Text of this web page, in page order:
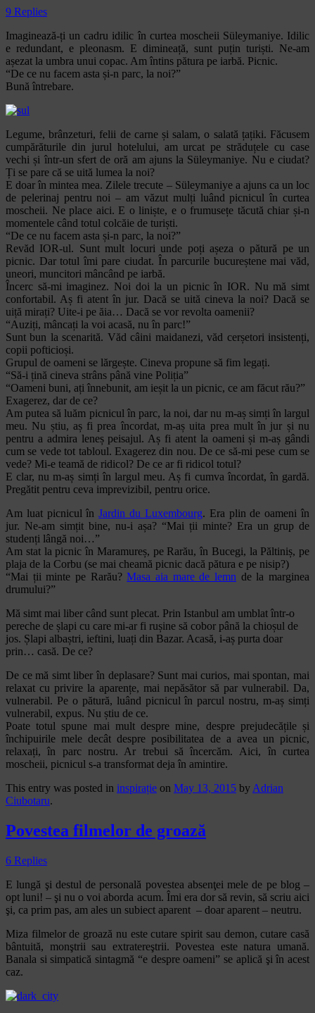
9 Replies
Imaginează-ți un cadru idilic în curtea moscheii Süleymaniye. Idilic
e redundant, e pleonasm. E dimineață, sunt puțin turiști. Ne-am
așezat la umbra unui copac. Am întins pătura pe iarbă. Picnic.
“De ce nu facem asta și-n parc, la noi?”
Bună întrebare.
Legume, brânzeturi, felii de carne și salam, o salată țațiki. Făcusem
cumpărăturile din jurul hotelului, am urcat pe străduțele cu case
vechi și într-un sfert de oră am ajuns la Süleymaniye. Nu e ciudat?
Ți se pare că se uită lumea la noi?
E doar în mintea mea. Zilele trecute – Süleymaniye a ajuns ca un loc
de pelerinaj pentru noi – am văzut mulți luând picnicul în curtea
moscheii. Ne place aici. E o liniște, e o frumusețe tăcută chiar și-n
momentele când totul colcăie de turiști.
“De ce nu facem asta și-n parc, la noi?”
Revăd IOR-ul. Sunt mult locuri unde poți așeza o pătură pe un
picnic. Dar totul îmi pare ciudat. În parcurile bucureștene mai văd,
uneori, muncitori mâncând pe iarbă.
Încerc să-mi imaginez. Noi doi la un picnic în IOR. Nu mă simt
confortabil. Aș fi atent în jur. Dacă se uită cineva la noi? Dacă se
uiță mirați? Uite-i pe ăia… Dacă se vor revolta oamenii?
“Auziți, mâncați la voi acasă, nu în parc!”
Sunt bun la scenarită. Văd câini maidanezi, văd cerșetori insistenți,
copii pofticioși.
Grupul de oameni se lărgește. Cineva propune să fim legați.
“Să-i țină cineva strâns până vine Poliția”
“Oameni buni, ați înnebunit, am ieșit la un picnic, ce am făcut rău?”
Exagerez, dar de ce?
Am putea să luăm picnicul în parc, la noi, dar nu m-aș simți în largul
meu. Nu știu, aș fi prea încordat, m-aș uita prea mult în jur și nu
pentru a admira leneș peisajul. Aș fi atent la oameni și m-aș gândi
cum se vede tot tabloul. Exagerez din nou. De ce să-mi pese cum se
vede? Mi-e teamă de ridicol? De ce ar fi ridicol totul?
E clar, nu m-aș simți în largul meu. Aș fi cumva încordat, în gardă.
Pregătit pentru ceva imprevizibil, pentru orice.
Am luat picnicul înJardin du Luxembourg. Era plin de oameni în
jur. Ne-am simțit bine, nu-i așa? “Mai ții minte? Era un grup de
studenți lângă noi…”
Am stat la picnic în Maramureș, pe Rarău, în Bucegi, la Păltiniș, pe
plaja de la Corbu (se mai cheamă picnic dacă pătura e pe nisip?)
“Mai ții minte pe Rarău?Masa aia mare de lemn de la marginea
drumului?”
Mă simt mai liber când sunt plecat. Prin Istanbul am umblat într-o
pereche de șlapi cu care mi-ar fi rușine să cobor până la chioșul de
jos. Șlapi albaștri, ieftini, luați din Bazar. Acasă, i-aș purta doar
prin… casă. De ce?
De ce mă simt liber în deplasare? Sunt mai curios, mai spontan, mai
relaxat cu privire la aparențe, mai nepăsător să par vulnerabil. Da,
vulnerabil. Pe o pătură, luând picnicul în parcul nostru, m-aș simți
vulnerabil, expus. Nu știu de ce.
Poate totul spune mai mult despre mine, despre prejudecățile și
închipuirile mele decât despre posibilitatea de a avea un picnic,
relaxați, în parc nostru. Ar trebui să încercăm. Aici, în curtea
moscheii, picnicul s-a transformat deja în amintire.
This entry was posted in inspirație on May 13, 2015 by Adrian
Ciubotaru.
Povestea filmelor de groază
6 Replies
E lungă şi destul de personală povestea absenţei mele de pe blog –
opt luni! – şi nu o voi aborda acum. Îmi era dor să revin, să scriu aici
şi, ca prim pas, am ales un subiect aparent – doar aparent – neutru.
Miza filmelor de groază nu este cutare spirit sau demon, cutare casă
bântuită, monştrii sau extratereştrii. Povestea este natura umană.
Banala si simpatică sintagmă “e despre oameni” se aplică şi în acest
caz.